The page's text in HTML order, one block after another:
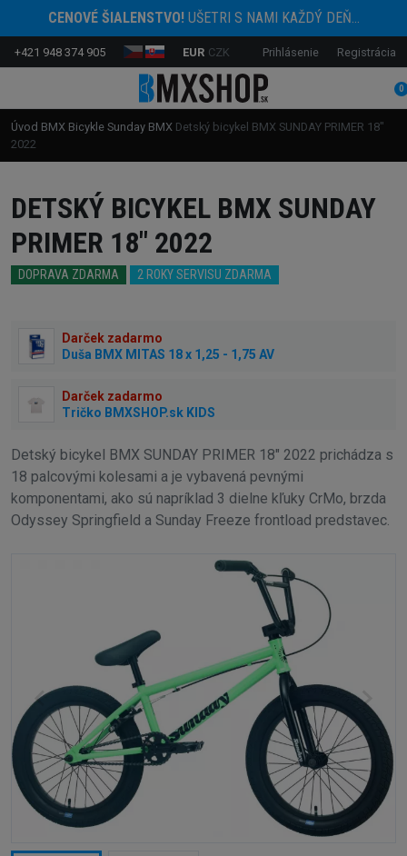
CENOVÉ ŠIALENSTVO!UŠETRI S NAMI KAŽDÝ DEŇ...
+421 948 374 905 EUR CZK Prihlásenie Registrácia
0
Úvod BMX Bicykle Sunday BMX Detský bicykel BMX SUNDAY PRIMER 18"
2022
DETSKÝ BICYKEL BMX SUNDAY
PRIMER 18" 2022
DOPRAVA ZDARMA 2 ROKY SERVISU ZDARMA
Darček zadarmo
Duša BMX MITAS 18 x 1,25 - 1,75 AV
Darček zadarmo
Tričko BMXSHOP.sk KIDS
Detský bicykel BMX SUNDAY PRIMER 18" 2022 prichádza s
18 palcovými kolesami a je vybavená pevnými
komponentami, ako sú napríklad 3 dielne kľuky CrMo, brzda
Odyssey Springfield a Sunday Freeze frontload predstavec.